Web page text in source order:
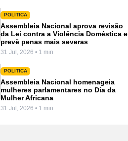
POLITICA
Assembleia Nacional aprova revisão
da Lei contra a Violência Doméstica e
prevê penas mais severas
31 Jul, 2026 • 1 min
POLITICA
Assembleia Nacional homenageia
mulheres parlamentares no Dia da
Mulher Africana
31 Jul, 2026 • 1 min